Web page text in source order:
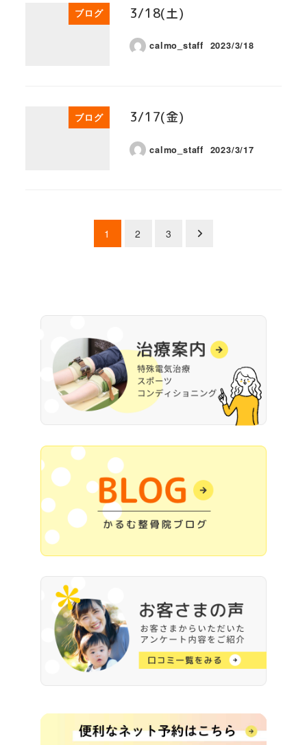
ブログ 3/18(土)
calmo_staff 2023/3/18
ブログ 3/17(金)
calmo_staff 2023/3/17
1 2 3